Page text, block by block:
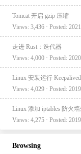
Tomcat 开启 gzip 压缩
Views: 3,436 · Posted:
走进 Rust：迭代器
Views: 4,000 · Posted:
Linux 安装运行 Keepalived
Views: 4,029 · Posted:
Linux 添加 iptables 防火
Views: 4,275 · Posted:
Browsing